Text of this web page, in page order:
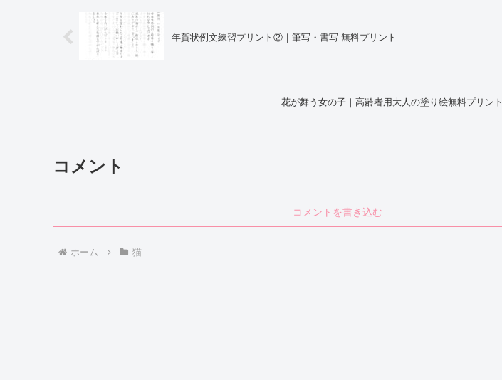
年賀状例文練習プリント②｜筆写・書写 無料プリント
花が舞う女の子｜高齢者用大人の塗り絵無料プリント
コメント
コメントを書き込む
ホーム 猫